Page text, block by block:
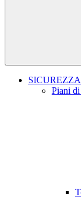
SICUREZZA
Piani di